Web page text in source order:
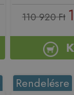
110 920 Ft
Rendelésre